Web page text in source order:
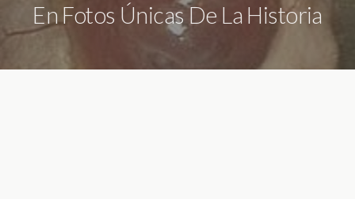
En Fotos Únicas De La Historia